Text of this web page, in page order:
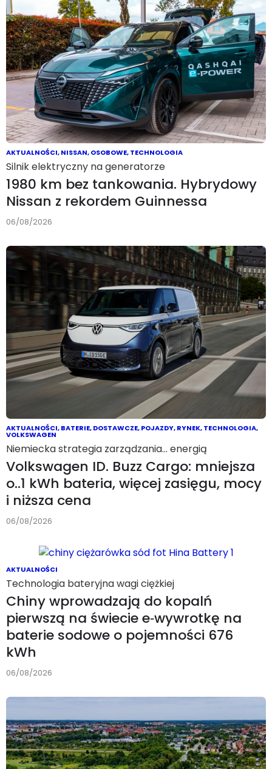
AKTUALNOŚCI,NISSAN,OSOBOWE,TECHNOLOGIA
Silnik elektryczny na generatorze
1980 km bez tankowania. Hybrydowy
Nissan z rekordem Guinnessa
06/08/2026
AKTUALNOŚCI,BATERIE,DOSTAWCZE,POJAZDY,RYNEK,TECHNOLOGIA,
VOLKSWAGEN
Niemiecka strategia zarządzania… energią
Volkswagen ID. Buzz Cargo: mniejsza
o..1 kWh bateria, więcej zasięgu, mocy
i niższa cena
06/08/2026
AKTUALNOŚCI
Technologia bateryjna wagi ciężkiej
Chiny wprowadzają do kopalń
pierwszą na świecie e‑wywrotkę na
baterie sodowe o pojemności 676
kWh
06/08/2026